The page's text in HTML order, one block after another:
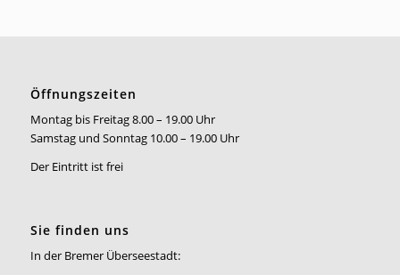
Öffnungszeiten
Montag bis Freitag 8.00 – 19.00 Uhr
Samstag und Sonntag 10.00 – 19.00 Uhr
Der Eintritt ist frei
Sie finden uns
In der Bremer Überseestadt: